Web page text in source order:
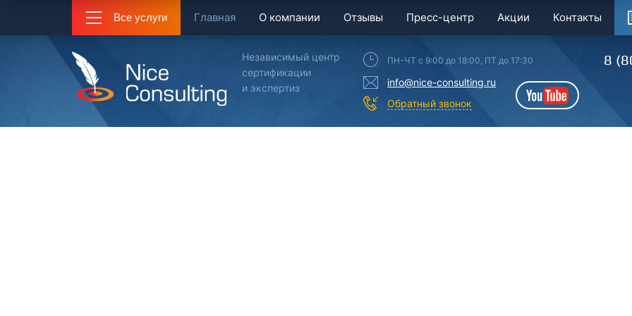
Все услуги Главная О компании Отзывы Пресс-центр Акции Контакты
Независимый центр
сертификации
и экспертиз
ПН-ЧТ с 9:00 до 18:00, ПТ до 17:30
info@nice-consulting.ru
Обратный звонок
YouTube
8